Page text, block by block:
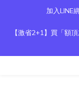
加入LINE
【激省2+1】買「額